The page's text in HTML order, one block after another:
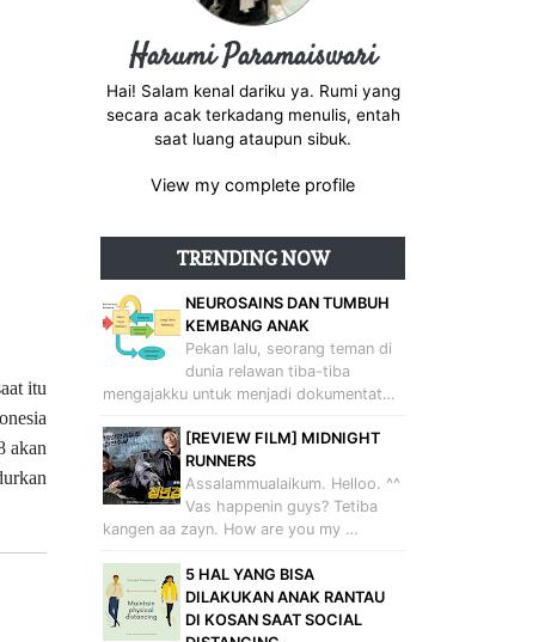
itu
akan
Harumi Paramaiswari
Hai! Salam kenal dariku ya. Rumi yang
secara acak terkadang menulis, entah
saat luang ataupun sibuk.
View my complete profile
TRENDING NOW
NEUROSAINS DAN TUMBUH
KEMBANG ANAK
Pekan lalu, seorang teman di
dunia relawan tiba-tiba
mengajakku untuk menjadi dokumentat…
[REVIEW FILM] MIDNIGHT
RUNNERS
Assalammualaikum. Helloo. ^^
Vas happenin guys? Tetiba
kangen aa zayn. How are you my …
5 HAL YANG BISA
DILAKUKAN ANAK RANTAU
DI KOSAN SAAT SOCIAL